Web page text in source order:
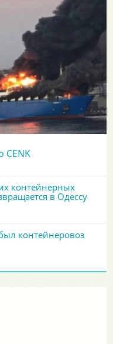
CENK
контейнерных
в Одессу
контейнеровоз